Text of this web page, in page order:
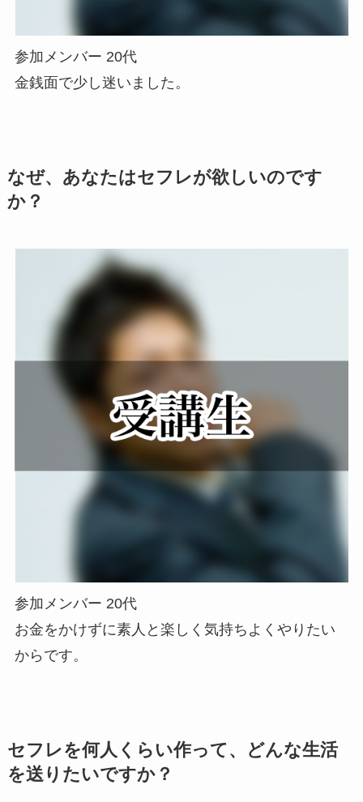
参加メンバー 20代
金銭面で少し迷いました。
なぜ、あなたはセフレが欲しいのです
か？
参加メンバー 20代
お金をかけずに素人と楽しく気持ちよくやりたい
からです。
セフレを何人くらい作って、どんな生活
を送りたいですか？